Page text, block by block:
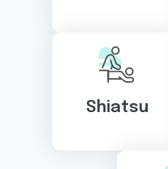
Shiatsu